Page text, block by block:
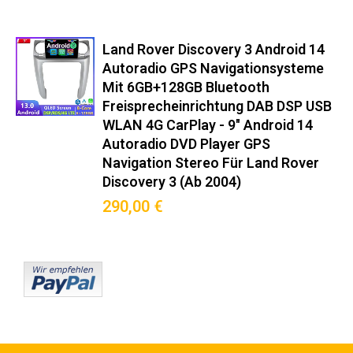
Perfekte Lösung für:
✧ Nachrüstung veralteter Fabrikradios
✧ Navigation ohne Smartphone-Halterung
✧ Musikstreaming mit DAB+-Empfang
✧ Rückfahrkamera-Integration (optional)
✧ OBD2-Datenanzeige im Dashboard ‌
Garantie & Service‌
✅ 18 Monate Herstellergarantie
✅ Kostenlose Firmware-Updates für 3 Jahre
✅ Deutsche Hotline: Mo-Fr 8-20 Uhr erreichbar
Vorteilsvergleich‌
Gegenüber Originalradio:
✓ 500% schnellere App-Reaktionszeit
Land Rover Discovery 3 Android 14
Autoradio GPS Navigationsysteme
Mit 6GB+128GB Bluetooth
Freisprecheinrichtung DAB DSP USB
WLAN 4G CarPlay - 9" Android 14
Autoradio DVD Player GPS
Navigation Stereo Für Land Rover
Discovery 3 (Ab 2004)
290,00 €